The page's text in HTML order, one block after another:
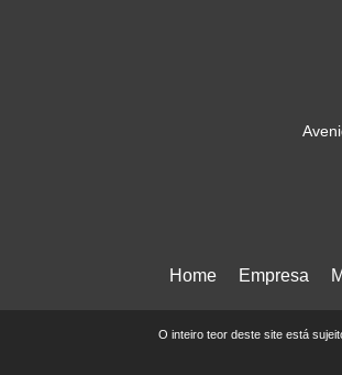
Home Empresa
O inteiro teor deste site está